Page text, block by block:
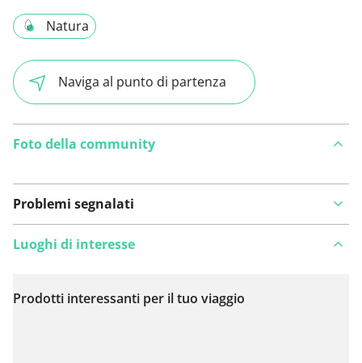
Natura
Naviga al punto di partenza
Foto della community
Problemi segnalati
Visualizza sulla mappa
Luoghi di interesse
Prodotti interessanti per il tuo viaggio